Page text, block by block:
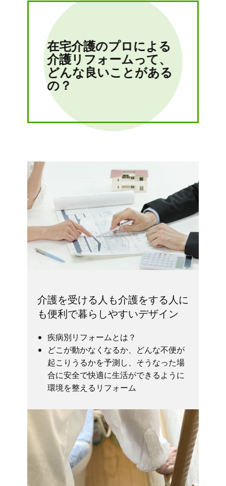
在宅介護のプロによる
介護リフォームって、
どんな良いことがある
の？
介護を受ける人も介護をする人に
も便利で暮らしやすいデザイン
疾病別リフォームとは？
どこが動かなくなるか、どんな不便が
起こりうるかを予測し、そうなった場
合に安全で快適に生活ができるように
環境を整えるリフォーム